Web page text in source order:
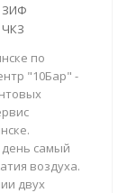
ЗИФ
по
"10Бар" -
самый
воздуха.
двух